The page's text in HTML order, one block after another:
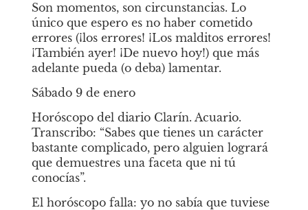
Son momentos, son circunstancias. Lo
único que espero es no haber cometido
errores (¡los errores! ¡Los malditos errores!
¡También ayer! ¡De nuevo hoy!) que más
adelante pueda (o deba) lamentar.
Sábado 9 de enero
Horóscopo del diario Clarín. Acuario.
Transcribo: “Sabes que tienes un carácter
bastante complicado, pero alguien logrará
que demuestres una faceta que ni tú
conocías”.
El horóscopo falla: yo no sabía que tuviese